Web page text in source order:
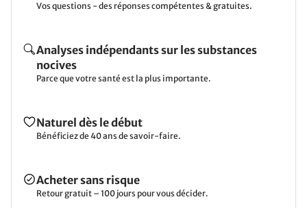
Vos questions - des réponses compétentes & gratuites.
Analyses indépendants sur les substances
nocives
Parce que votre santé est la plus importante.
Naturel dès le début
Bénéficiez de 40 ans de savoir-faire.
Acheter sans risque
Retour gratuit – 100 jours pour vous décider.